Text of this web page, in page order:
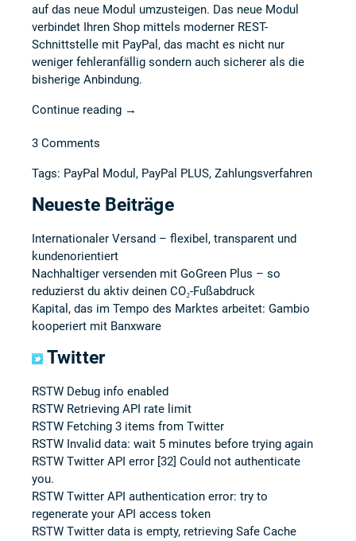
auf das neue Modul umzusteigen. Das neue Modul
verbindet Ihren Shop mittels moderner REST-
Schnittstelle mit PayPal, das macht es nicht nur
weniger fehleranfällig sondern auch sicherer als die
bisherige Anbindung.
Continue reading →
3 Comments
Tags: PayPal Modul , PayPal PLUS, Zahlungsverfahren
Neueste Beiträge
Internationaler Versand – flexibel, transparent und
kundenorientiert
Nachhaltiger versenden mit GoGreen Plus – so
reduzierst du aktiv deinen CO₂-Fußabdruck
Kapital, das im Tempo des Marktes arbeitet: Gambio
kooperiert mit Banxware
Twitter
RSTW Debug info enabled
RSTW Retrieving API rate limit
RSTW Fetching 3 items from Twitter
RSTW Invalid data: wait 5 minutes before trying again
RSTW Twitter API error [32] Could not authenticate
you.
RSTW Twitter API authentication error: try to
regenerate your API access token
RSTW Twitter data is empty, retrieving Safe Cache